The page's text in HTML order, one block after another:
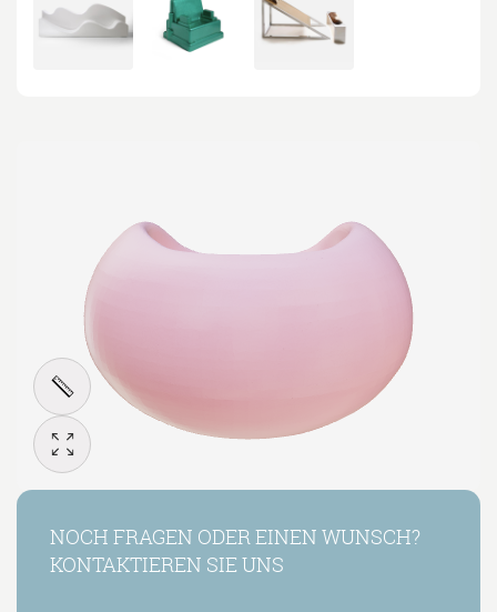
NOCH FRAGEN ODER EINEN WUNSCH?
KONTAKTIEREN SIE UNS